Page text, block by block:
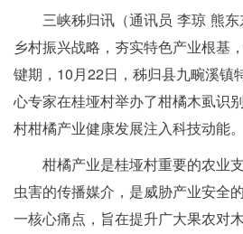
三峡秭归讯（通讯员 李琼 熊
乡村振兴战略，夯实特色产业根基
键期，10月22日，秭归县九畹溪镇
心专家在桂垭村举办了柑橘木虱识
村柑橘产业健康发展注入科技动能。
柑橘产业是桂垭村重要的农业
虫害的传播媒介，是威胁产业安全
一核心痛点，旨在提升广大果农对